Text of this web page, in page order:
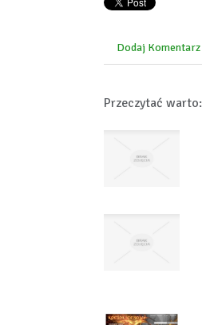
Dodaj Komentarz
Przeczytać warto: